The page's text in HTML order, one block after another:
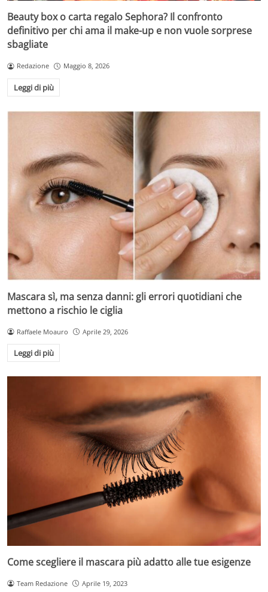
Beauty box o carta regalo Sephora? Il confronto
definitivo per chi ama il make-up e non vuole sorprese
sbagliate
Redazione Maggio 8, 2026
Leggi di più
Mascara sì, ma senza danni: gli errori quotidiani che
mettono a rischio le ciglia
Raffaele Moauro Aprile 29, 2026
Leggi di più
Come scegliere il mascara più adatto alle tue esigenze
Team Redazione Aprile 19, 2023